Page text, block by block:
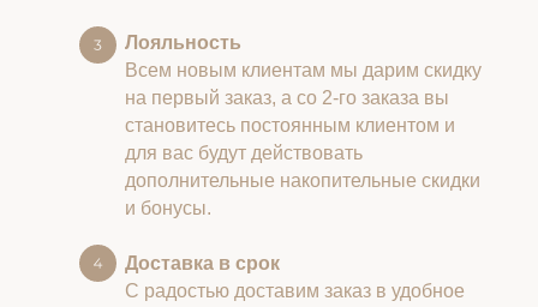
Лояльность
Всем новым клиентам мы дарим скидку
на первый заказ, а со 2-го заказа вы
становитесь постоянным клиентом и
для вас будут действовать
дополнительные накопительные скидки
и бонусы.
Доставка в срок
С радостью доставим заказ в удобное